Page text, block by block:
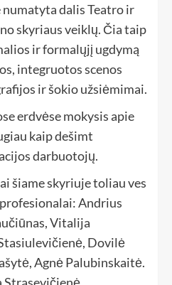
dalis Teatro ir
skyriaus veiklų. Čia taip
ir formalųjį ugdymą
integruotos scenos
ir šokio užsiėmimai.
erdvėse mokysis apie
kaip dešimt
darbuotojų.
šiame skyriuje toliau ves
Andrius
Vitalija
Dovilė
Agnė Palubinskaitė.